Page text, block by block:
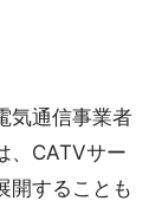
気通信事業者
、CATVサー
開することも